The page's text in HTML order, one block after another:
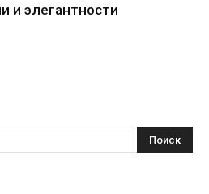
и элегантности